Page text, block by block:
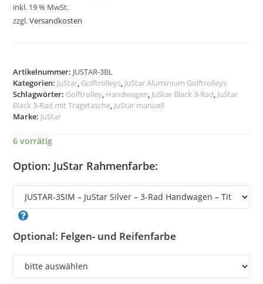
inkl. 19 % MwSt.
zzgl.Versandkosten
Artikelnummer: JUSTAR-3BL
Kategorien: JuStar, Golftrolleys, JuStar Aluminium Golftrolleys
Schlagwörter: Golftrolley, Handwagen, JuStar Black 3-Rad, JuStar
Black 3-Rad mit Tragetasche, JuStar manuell
Marke: JuStar
6 vorrätig
Option: JuStar Rahmenfarbe:
Optional: Felgen- und Reifenfarbe